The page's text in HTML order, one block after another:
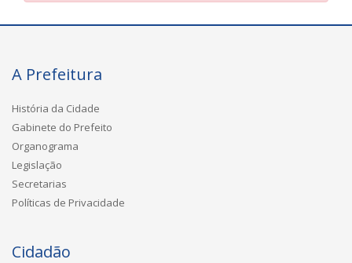
A Prefeitura
História da Cidade
Gabinete do Prefeito
Organograma
Legislação
Secretarias
Políticas de Privacidade
Cidadão